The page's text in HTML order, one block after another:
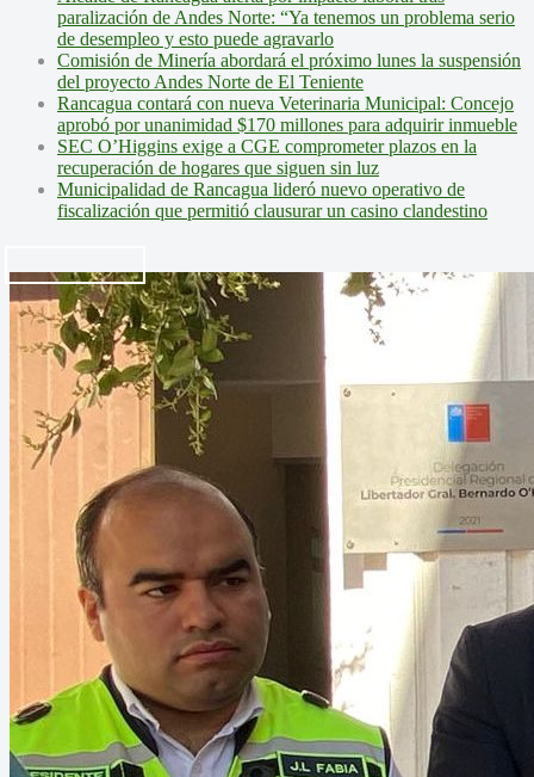
paralización de Andes Norte: “Ya tenemos un problema serio
de desempleo y esto puede agravarlo
Comisión de Minería abordará el próximo lunes la suspensión
del proyecto Andes Norte de El Teniente
Rancagua contará con nueva Veterinaria Municipal: Concejo
aprobó por unanimidad $170 millones para adquirir inmueble
SEC O’Higgins exige a CGE comprometer plazos en la
recuperación de hogares que siguen sin luz
Municipalidad de Rancagua lideró nuevo operativo de
fiscalización que permitió clausurar un casino clandestino